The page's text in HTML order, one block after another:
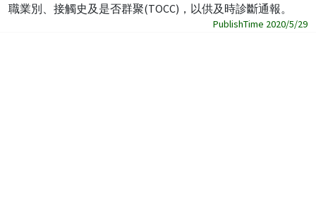
職業別、接觸史及是否群聚(TOCC)，以供及時診斷通報。
PublishTime 2020/5/29